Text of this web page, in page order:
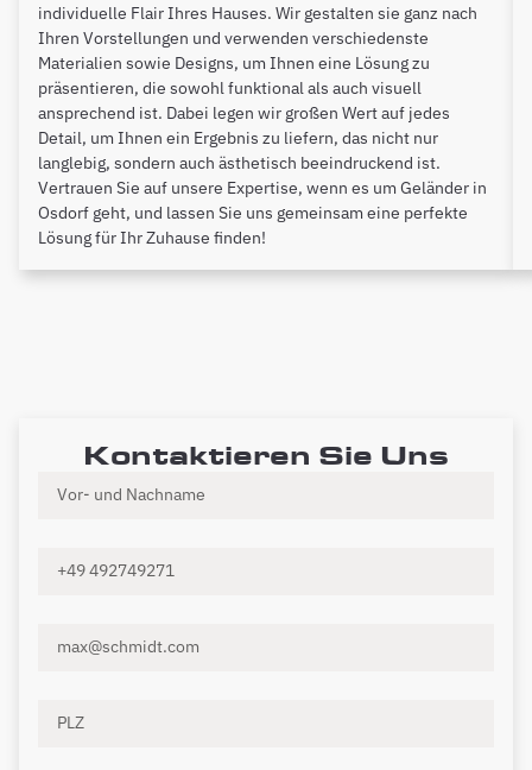
individuelle Flair Ihres Hauses. Wir gestalten sie ganz nach
Ihren Vorstellungen und verwenden verschiedenste
Materialien sowie Designs, um Ihnen eine Lösung zu
präsentieren, die sowohl funktional als auch visuell
ansprechend ist. Dabei legen wir großen Wert auf jedes
Detail, um Ihnen ein Ergebnis zu liefern, das nicht nur
langlebig, sondern auch ästhetisch beeindruckend ist.
Vertrauen Sie auf unsere Expertise, wenn es um Geländer in
Osdorf geht, und lassen Sie uns gemeinsam eine perfekte
Lösung für Ihr Zuhause finden!
Kontaktieren Sie Uns